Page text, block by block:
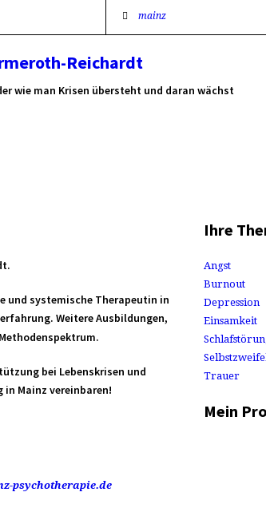
mainz
Reichardt
wie man Krisen übersteht und daran wächst
und systemische Therapeutin in
Weitere Ausbildungen,
bei Lebenskrisen und
Mainz vereinbaren!
psychotherapie.de
Ihre
Angst
Burnout
Depression
Einsamkeit
Trauer
Mein